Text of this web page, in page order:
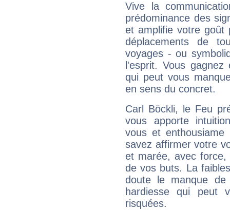
Vive la
prédominance des
et amplifie votre goût
déplacements de
voyages - ou
l'esprit. Vous
qui peut vous
en sens du concret.
Carl Böckli, le Feu
vous apporte
vous et
savez affirmer votre
et marée, avec
de vos buts. La
doute le manque
hardiesse qui peut
risquées.